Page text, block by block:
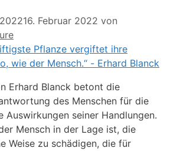
16. Februar 2022 von
Erhard Blanck betont die
des Menschen für die
Auswirkungen seiner Handlungen.
Mensch in der Lage ist, die
Weise zu schädigen, die für